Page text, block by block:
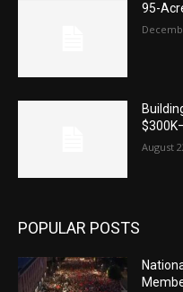
95-
August
POPULAR POSTS